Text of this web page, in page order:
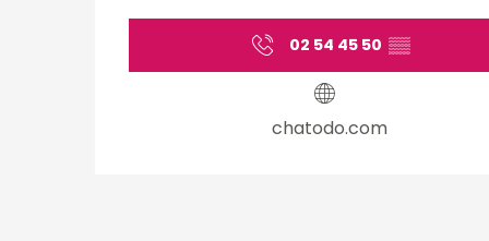
02 54 45 50 ▒▒
chatodo.com